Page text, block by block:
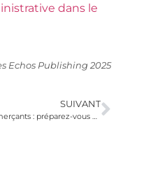
dans le
Echos Publishing 2025
SUIVANT
Commerçants : préparez-vous pour les soldes d’hiver !